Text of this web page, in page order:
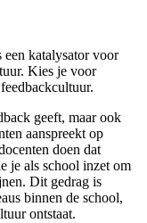
een katalysator voor
Kies je voor
geeft, maar ook
aanspreekt op
doen dat
je als school inzet om
Dit gedrag is
binnen de school,
ontstaat.